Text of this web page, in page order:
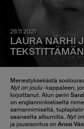
26.11.2021
LAURA NÄRHI
Menestyksekästä
Nyt on joulu-kappaleen,
kirjoittanut. Alun perin
on englanninkieliseltä
samannimiseltä,
saaneelta albumilta. Nyt
ja jousisovitus on Anssi